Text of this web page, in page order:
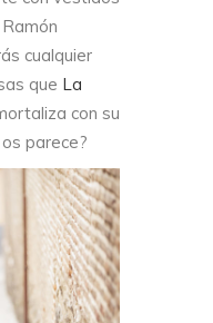
cualquier
que La
con su
parece?